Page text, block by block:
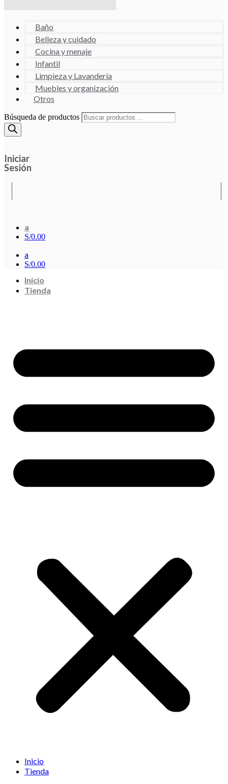
Baño
Belleza y cuidado
Cocina y menaje
Infantil
Limpieza y Lavandería
Muebles y organización
Otros
Búsqueda de productos
Iniciar
Sesión
a
S/0.00
a
S/0.00
Inicio
Tienda
Inicio
Tienda